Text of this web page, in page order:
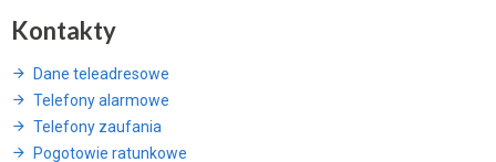
Kontakty
Dane teleadresowe
Telefony alarmowe
Telefony zaufania
Pogotowie ratunkowe